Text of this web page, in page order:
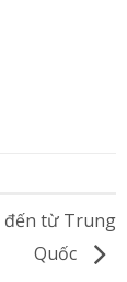
đến từ Trung
Quốc